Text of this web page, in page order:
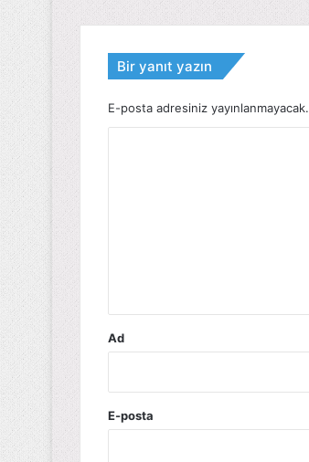
Bir yanıt yazın
E-posta adresiniz yayınlanmayacak.
Ad
E-posta